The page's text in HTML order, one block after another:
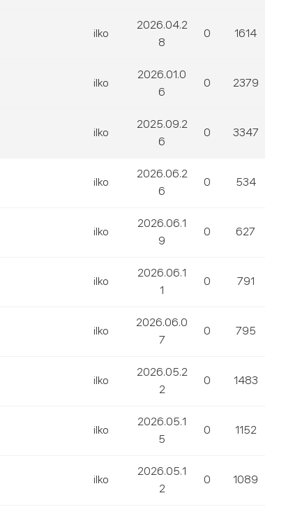
ilko
2026.04.2
8
0 1614
ilko
2026.01.0
6
0 2379
ilko
2025.09.2
6
0 3347
ilko
2026.06.2
6
0 534
ilko
2026.06.1
9
0 627
ilko
2026.06.1
1
0 791
ilko
2026.06.0
7
0 795
ilko
2026.05.2
2
0 1483
ilko
2026.05.1
5
0 1152
ilko
2026.05.1
2
0 1089